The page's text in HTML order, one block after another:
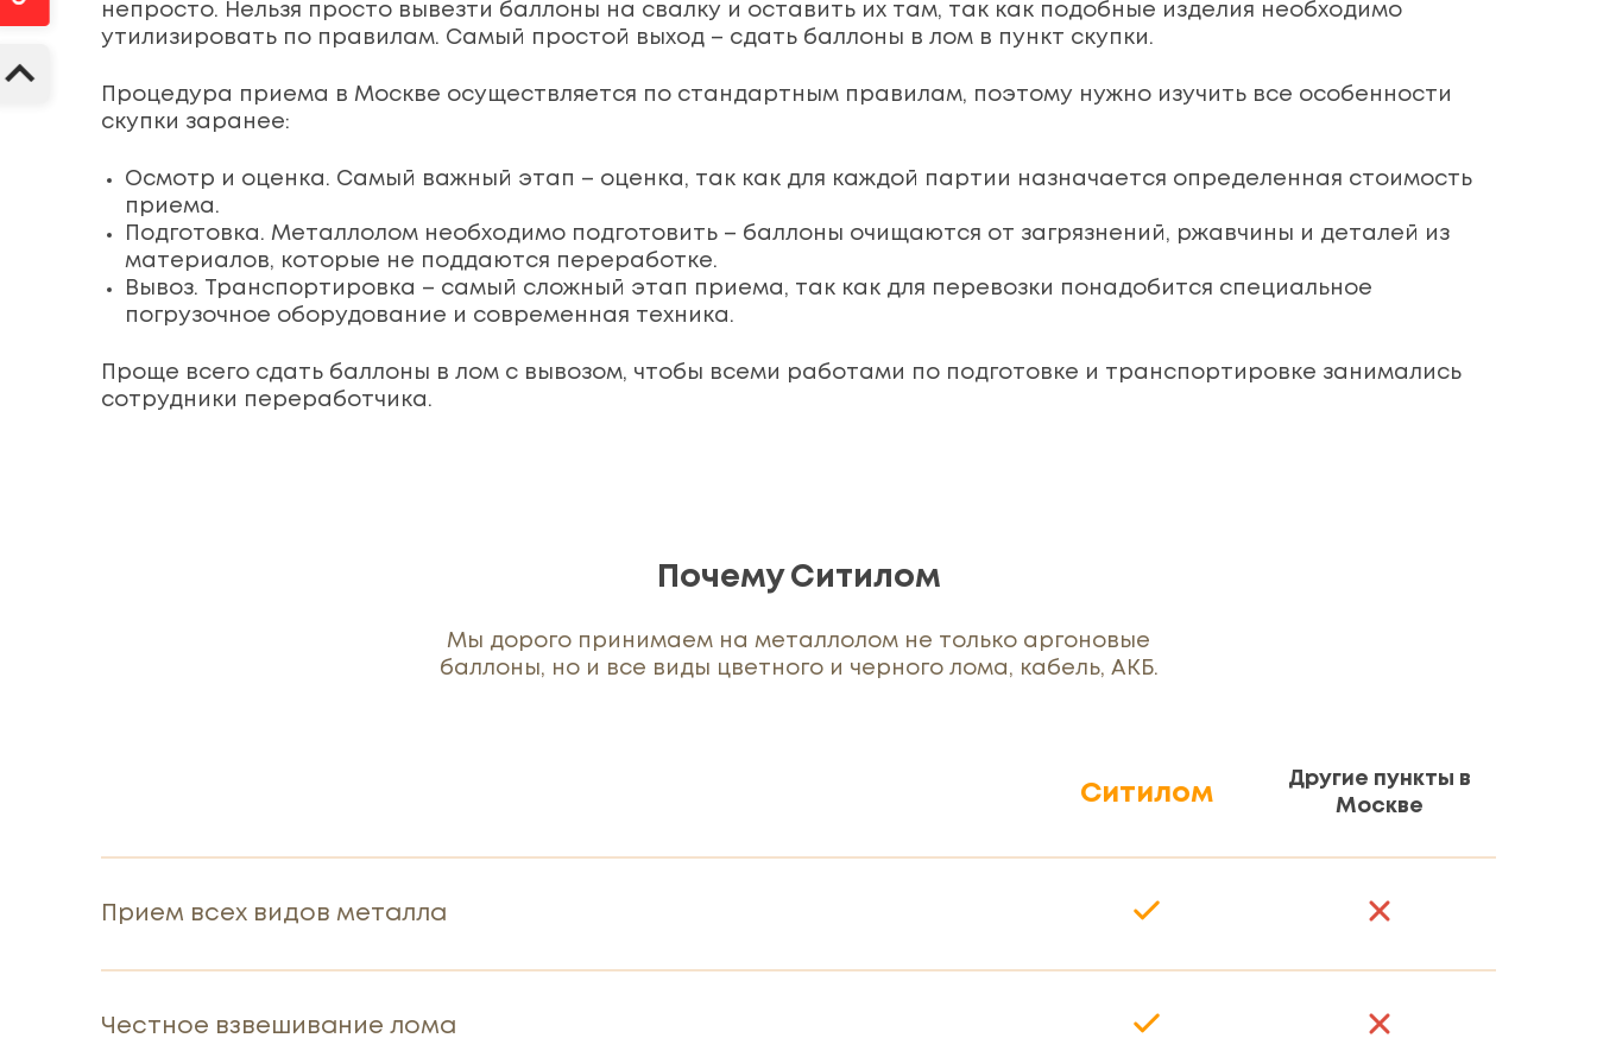
непросто. Нельзя просто вывезти баллоны на свалку и оставить их там, так как подобные изделия необходимо
утилизировать по правилам. Самый простой выход – сдать баллоны в лом в пункт скупки.
Процедура приема в Москве осуществляется по стандартным правилам, поэтому нужно изучить все особенности
скупки заранее:
Осмотр и оценка. Самый важный этап – оценка, так как для каждой партии назначается определенная стоимость
приема.
Подготовка. Металлолом необходимо подготовить – баллоны очищаются от загрязнений, ржавчины и деталей из
материалов, которые не поддаются переработке.
Вывоз. Транспортировка – самый сложный этап приема, так как для перевозки понадобится специальное
погрузочное оборудование и современная техника.
Проще всего сдать баллоны в лом с вывозом, чтобы всеми работами по подготовке и транспортировке занимались
сотрудники переработчика.
Почему Ситилом
Мы дорого принимаем на металлолом не только аргоновые
баллоны, но и все виды цветного и черного лома, кабель, АКБ.
Ситилом
Другие пункты в
Москве
Прием всех видов металла
Честное взвешивание лома